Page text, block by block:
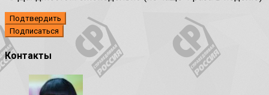
Подтвердить
Контакты